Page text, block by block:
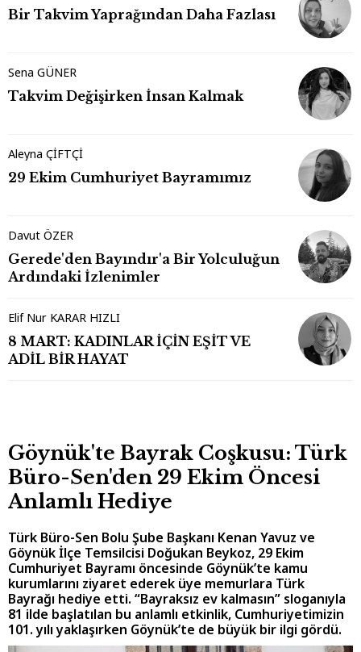
Bir Takvim Yaprağından Daha Fazlası
Sena GÜNER
Takvim Değişirken İnsan Kalmak
Aleyna ÇİFTÇİ
29 Ekim Cumhuriyet Bayramımız
Davut ÖZER
Gerede'den Bayındır'a Bir Yolculuğun
Ardındaki İzlenimler
Elif Nur KARAR HIZLI
8 MART: KADINLAR İÇİN EŞİT VE
ADİL BİR HAYAT
Göynük'te Bayrak Coşkusu: Türk
Büro-Sen'den 29 Ekim Öncesi
Anlamlı Hediye
Türk Büro-Sen Bolu Şube Başkanı Kenan Yavuz ve
Göynük İlçe Temsilcisi Doğukan Beykoz, 29 Ekim
Cumhuriyet Bayramı öncesinde Göynük’te kamu
kurumlarını ziyaret ederek üye memurlara Türk
Bayrağı hediye etti. “Bayraksız ev kalmasın” sloganıyla
81 ilde başlatılan bu anlamlı etkinlik, Cumhuriyetimizin
101. yılı yaklaşırken Göynük’te de büyük bir ilgi gördü.